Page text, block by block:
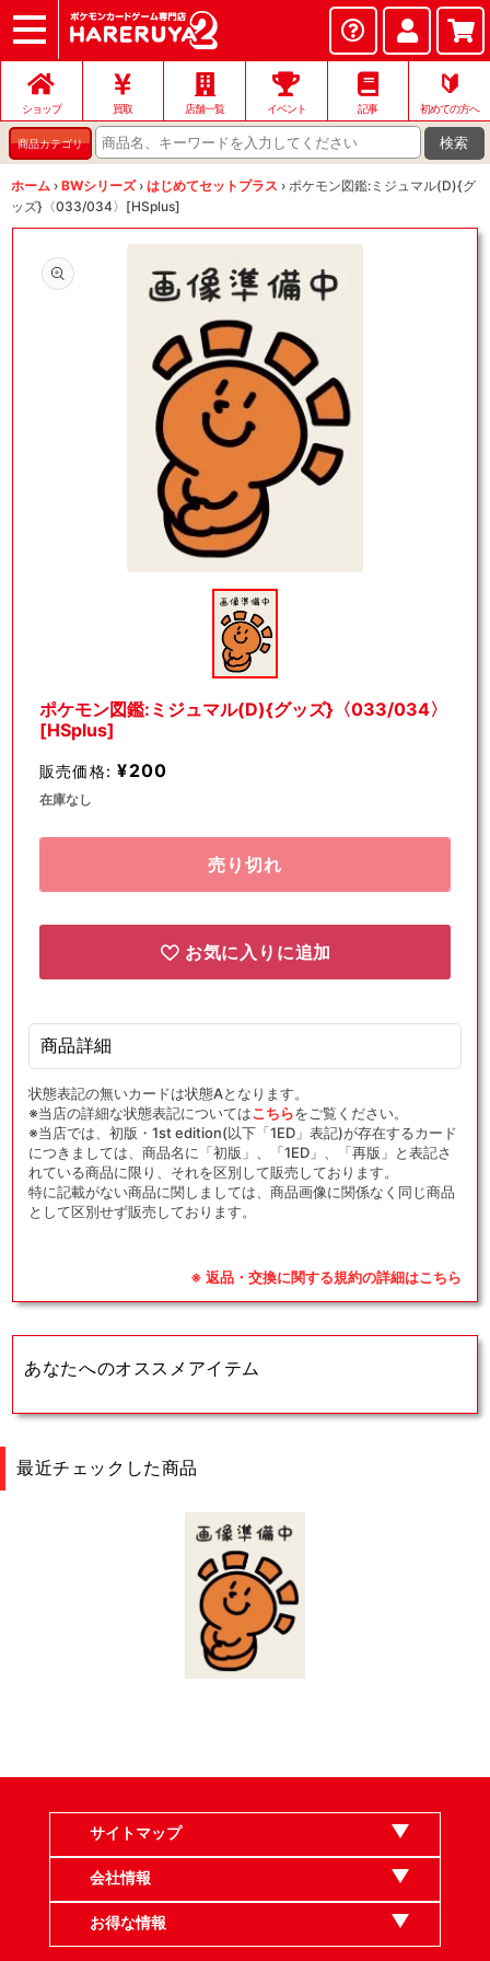
ショップ
店頭買取
ネット買取
店舗一覧
イベント
お問い合わせ
ショップ 買取 店舗一覧 イベント 記事
🔰
初めての方へ
商品カテゴリ 検索
ホーム › BWシリーズ › はじめてセットプラス › ポケモン図鑑:ミジュマル(D){グ
ッズ}〈033/034〉[HSplus]
ィ
ア
を
開
ポケモン図鑑:ミジュマル(D){グッズ}〈033/034〉
[HSplus]
販売価格: ¥200
在庫なし
売り切れ
お気に入りに追加
商品詳細
状態表記の無いカードは状態Aとなります。
※当店の詳細な状態表記についてはこちらをご覧ください。
※当店では、初版・1st edition(以下「1ED」表記)が存在するカード
につきましては、商品名に「初版」、「1ED」、「再版」と表記さ
れている商品に限り、それを区別して販売しております。
特に記載がない商品に関しましては、商品画像に関係なく同じ商品
として区別せず販売しております。
※ 返品・交換に関する規約の詳細はこちら
あなたへのオススメアイテム
最近チェックした商品
サイトマップ
会社情報
お得な情報